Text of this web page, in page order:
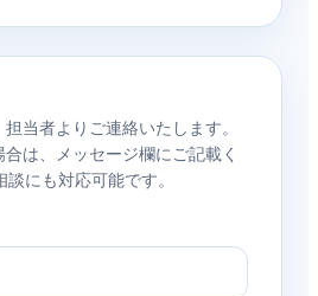
当者よりご連絡いたします。
は、メッセージ欄にご記載く
にも対応可能です。